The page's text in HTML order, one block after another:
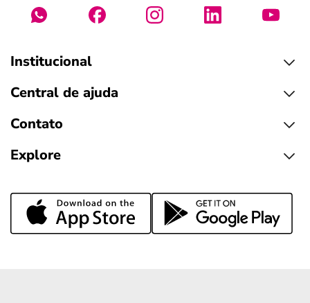
Institucional
Central de ajuda
Contato
Explore